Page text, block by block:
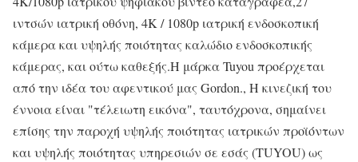
ιντσών ιατρική οθόνη, 4K / 1080p ιατρική ενδοσκοπική
κάμερα και υψηλής ποιότητας καλώδιο ενδοσκοπικής
κάμερας, και ούτω καθεξής.Η μάρκα Tuyou προέρχεται
από την ιδέα του αφεντικού μας Gordon., Η κινεζική του
έννοια είναι "τέλειωτη εικόνα", ταυτόχρονα, σημαίνει
επίσης την παροχή υψηλής ποιότητας ιατρικών προϊόντων
και υψηλής ποιότητας υπηρεσιών σε εσάς (TUYOU) ως